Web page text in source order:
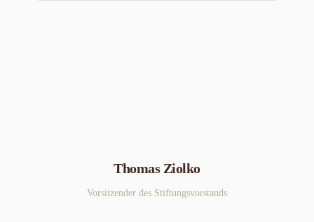
Thomas Ziolko
Vorsitzender des Stiftungsvorstands